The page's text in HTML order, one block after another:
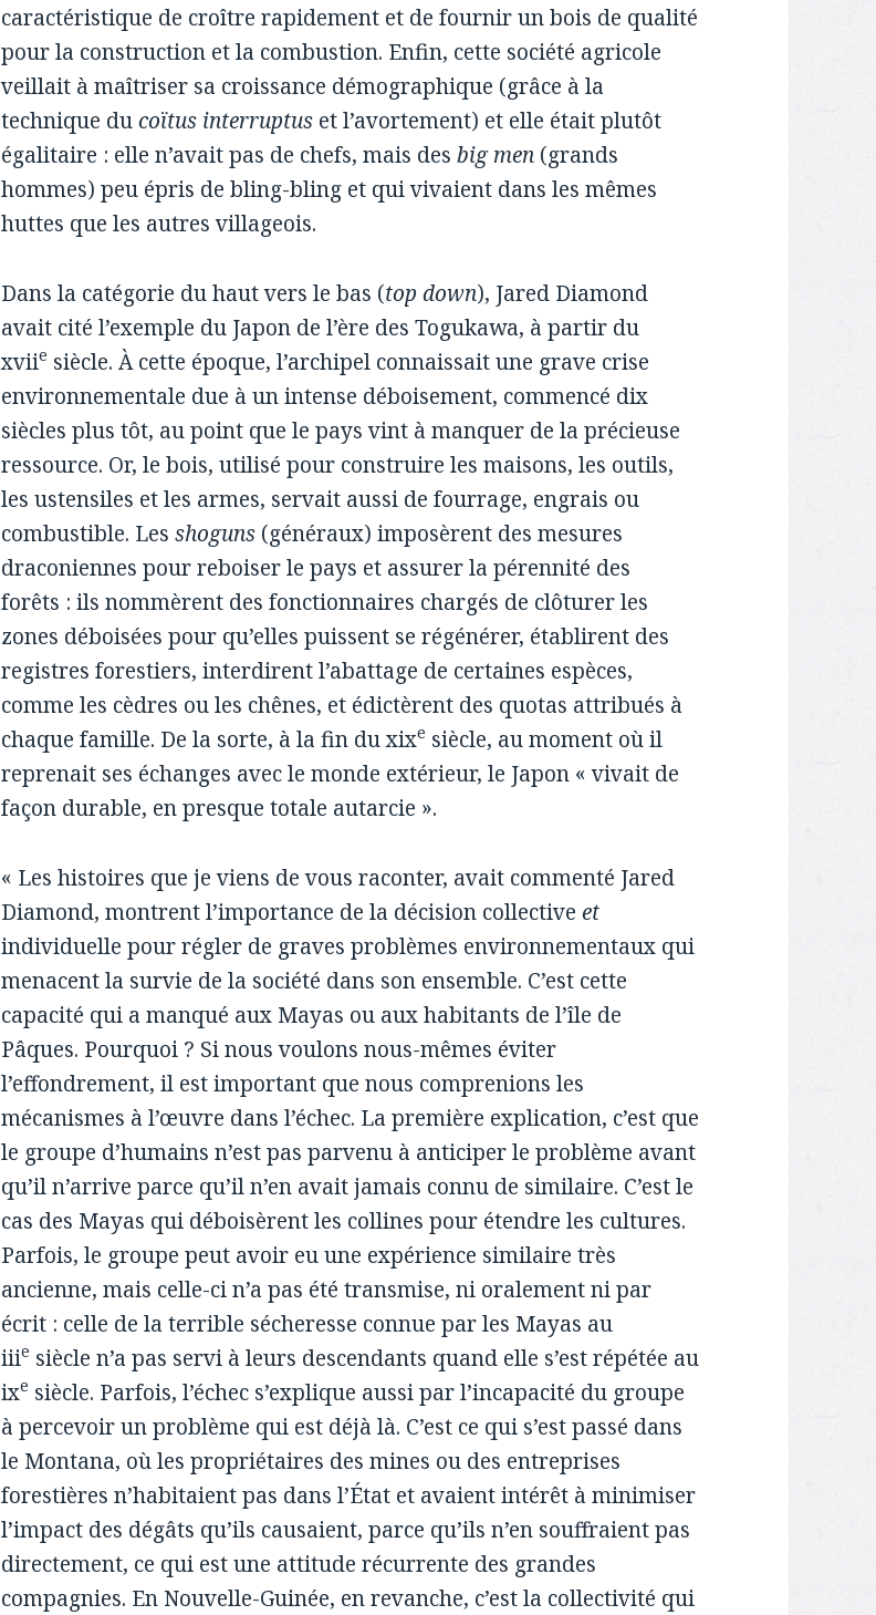
caractéristique de croître rapidement et de fournir un bois de qualité
pour la construction et la combustion. Enfin, cette société agricole
veillait à maîtriser sa croissance démographique (grâce à la
technique ducoïtus interruptus et l’avortement) et elle était plutôt
égalitaire : elle n’avait pas de chefs, mais desbig men (grands
hommes) peu épris de bling-bling et qui vivaient dans les mêmes
huttes que les autres villageois.
Dans la catégorie du haut vers le bas (top down), Jared Diamond
avait cité l’exemple du Japon de l’ère des Togukawa, à partir du
xviie siècle. À cette époque, l’archipel connaissait une grave crise
environnementale due à un intense déboisement, commencé dix
siècles plus tôt, au point que le pays vint à manquer de la précieuse
ressource. Or, le bois, utilisé pour construire les maisons, les outils,
les ustensiles et les armes, servait aussi de fourrage, engrais ou
combustible. Lesshoguns (généraux) imposèrent des mesures
draconiennes pour reboiser le pays et assurer la pérennité des
forêts : ils nommèrent des fonctionnaires chargés de clôturer les
zones déboisées pour qu’elles puissent se régénérer, établirent des
registres forestiers, interdirent l’abattage de certaines espèces,
comme les cèdres ou les chênes, et édictèrent des quotas attribués à
chaque famille. De la sorte, à la fin du xixe siècle, au moment où il
reprenait ses échanges avec le monde extérieur, le Japon « vivait de
façon durable, en presque totale autarcie ».
« Les histoires que je viens de vous raconter, avait commenté Jared
Diamond, montrent l’importance de la décision collectiveet
individuelle pour régler de graves problèmes environnementaux qui
menacent la survie de la société dans son ensemble. C’est cette
capacité qui a manqué aux Mayas ou aux habitants de l’île de
Pâques. Pourquoi ? Si nous voulons nous-mêmes éviter
l’effondrement, il est important que nous comprenions les
mécanismes à l’œuvre dans l’échec. La première explication, c’est que
le groupe d’humains n’est pas parvenu à anticiper le problème avant
qu’il n’arrive parce qu’il n’en avait jamais connu de similaire. C’est le
cas des Mayas qui déboisèrent les collines pour étendre les cultures.
Parfois, le groupe peut avoir eu une expérience similaire très
ancienne, mais celle-ci n’a pas été transmise, ni oralement ni par
écrit : celle de la terrible sécheresse connue par les Mayas au
iiie siècle n’a pas servi à leurs descendants quand elle s’est répétée au
ixe siècle. Parfois, l’échec s’explique aussi par l’incapacité du groupe
à percevoir un problème qui est déjà là. C’est ce qui s’est passé dans
le Montana, où les propriétaires des mines ou des entreprises
forestières n’habitaient pas dans l’État et avaient intérêt à minimiser
l’impact des dégâts qu’ils causaient, parce qu’ils n’en souffraient pas
directement, ce qui est une attitude récurrente des grandes
compagnies. En Nouvelle-Guinée, en revanche, c’est la collectivité qui